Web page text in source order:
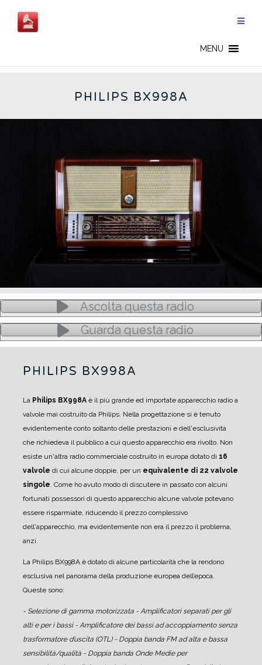
contenuto
MENU
PHILIPS BX998A
Ascolta questa radio
Guarda questa radio
PHILIPS BX998A
La Philips BX998A è il più grande ed importate apparecchio radio a
valvole mai costruito da Philips. Nella progettazione si è tenuto
evidentemente conto soltanto delle prestazioni e dell'esclusività
che richiedeva il pubblico a cui questo apparecchio era rivolto. Non
esiste un'altra radio commerciale costruito in europa dotato di 16
valvole di cui alcune doppie, per un equivalente di 22 valvole
singole Come ho avuto modo di discutere in passato con alcuni
fortunati possessori di questo apparecchio alcune valvole potevano
essere risparmiate, riducendo il prezzo complessivo
dell'apparecchio, ma evidentemente non era il prezzo il problema,
anzi.
La Philips BX998A è dotato di alcune particolarità che la rendono
esclusiva nel panorama della produzione europea dell’epoca.
Queste sono:
- Selezione di gamma motorizzata - Amplificatori separati per gli
alti e per i bassi - Amplificatore dei bassi ad accoppiamento senza
trasformatore d’uscita (OTL)- Doppia banda FM ad alta e bassa
sensibilità/qualità - Doppia banda Onde Medie per